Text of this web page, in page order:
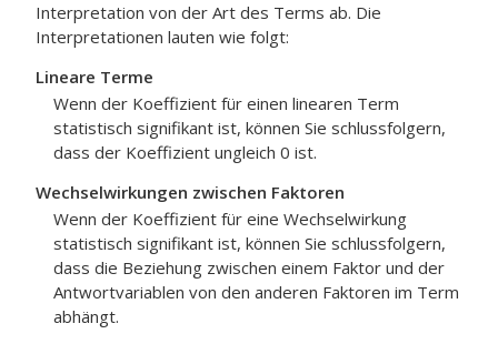
Interpretation von der Art des Terms ab. Die
Interpretationen lauten wie folgt:
Lineare Terme
Wenn der Koeffizient für einen linearen Term
statistisch signifikant ist, können Sie schlussfolgern,
dass der Koeffizient ungleich 0 ist.
Wechselwirkungen zwischen Faktoren
Wenn der Koeffizient für eine Wechselwirkung
statistisch signifikant ist, können Sie schlussfolgern,
dass die Beziehung zwischen einem Faktor und der
Antwortvariablen von den anderen Faktoren im Term
abhängt.